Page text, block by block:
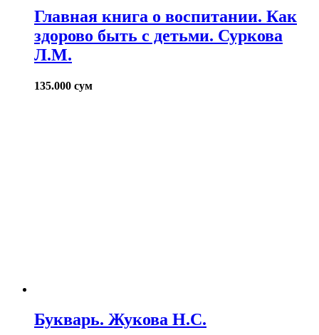
Главная книга о воспитании. Как
здорово быть с детьми. Суркова
Л.М.
135.000 сум
Букварь. Жукова Н.С.